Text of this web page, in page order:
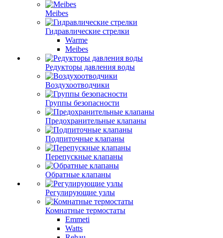
Meibes
Гидравлические стрелки
Warme
Meibes
Редукторы давления воды
Воздухоотводчики
Группы безопасности
Предохранительные клапаны
Подпиточные клапаны
Перепускные клапаны
Обратные клапаны
Регулирующие узлы
Комнатные термостаты
Emmeti
Watts